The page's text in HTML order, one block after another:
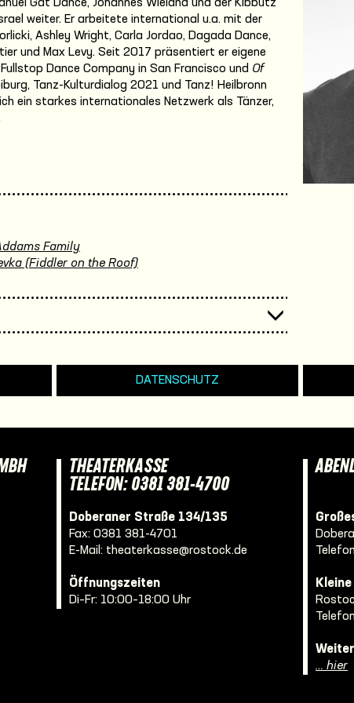
Gat Dance, Johannes Wieland und der Kibbutz
weiter. Er arbeitete international u.a. mit der
Ashley Wright, Carla Jordao, Dagada Dance,
und Max Levy. Seit 2017 präsentiert er eigene
Dance Company in San Francisco und Of
Tanz-Kulturdialog 2021 und Tanz! Heilbronn
ein starkes internationales Netzwerk als Tänzer,
Family
(Fiddler on the Roof)
DATENSCHUTZ
THEATERKASSE
TELEFON: 0381 381-4700
Doberaner Straße 134/135
Fax: 0381 381-4701
E-Mail: theaterkasse@rostock.de
Öffnungszeiten
Di–Fr: 10:00–18:00 Uhr
… hier